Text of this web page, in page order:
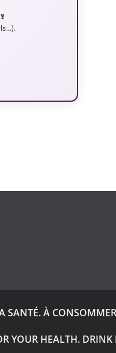
SANTÉ. À
YOUR HEALTH. DRINK